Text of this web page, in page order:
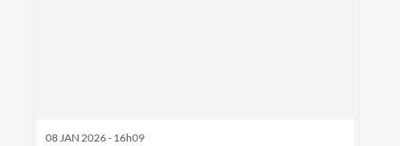
08 JAN 2026 - 16h09